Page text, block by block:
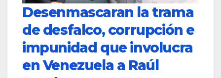
Desenmascaran la trama
de desfalco, corrupción e
impunidad que involucra
en Venezuela a Raúl